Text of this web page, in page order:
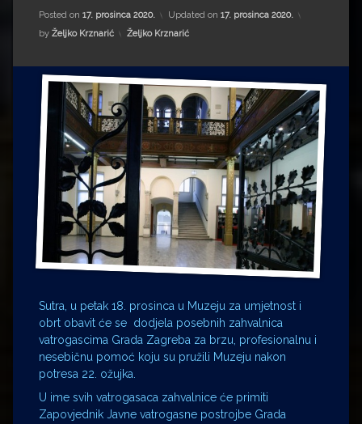
Drugi autori
Drugi autori
Matea Andrić
Ljiljana Lekanić-Kljaić
Željko Krznarić
Mario Lovreković
Miroslav Šantek
Posted on 17. prosinca 2020. Updated on 17. prosinca 2020.
by Željko Krznarić Kategorije:
Željko Krznarić
Sutra, u petak 18. prosinca u Muzeju za umjetnost i
obrt obavit će se dodjela posebnih zahvalnica
vatrogascima Grada Zagreba za brzu, profesionalnu i
nesebičnu pomoć koju su pružili Muzeju nakon
potresa 22. ožujka.
U ime svih vatrogasaca zahvalnice će primiti
Zapovjednik Javne vatrogasne postrojbe Grada